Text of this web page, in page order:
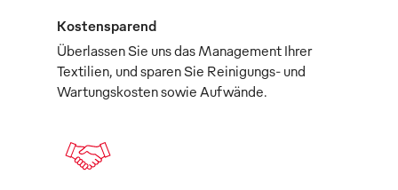
Kostensparend
Überlassen Sie uns das Management Ihrer
Textilien, und sparen Sie Reinigungs- und
Wartungskosten sowie Aufwände.